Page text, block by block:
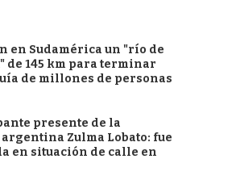
en Sudamérica un "río de
de 145 km para terminar
de millones de personas
presente de la
Zulma Lobato: fue
en situación de calle en